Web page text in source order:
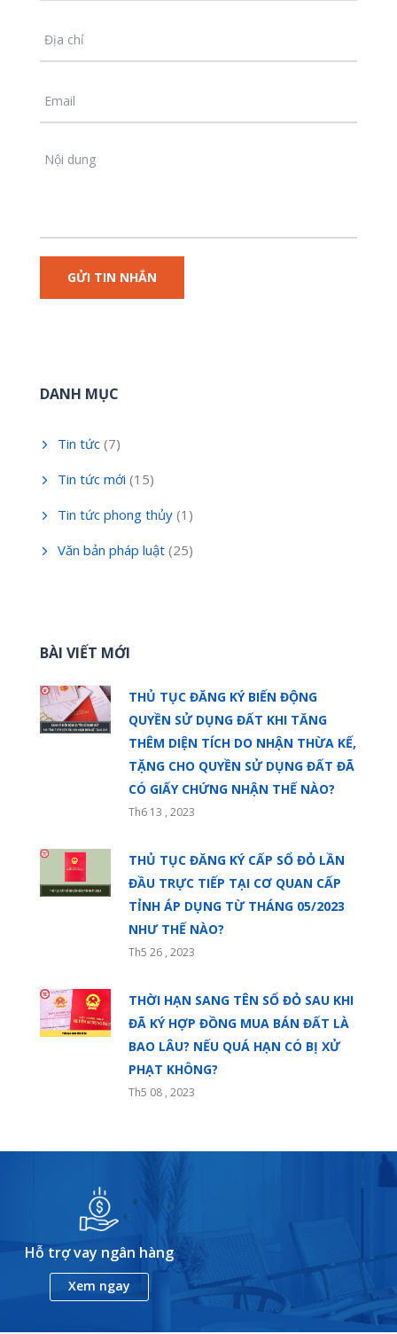
DANH MỤC
Tin tức (7)
Tin tức mới (15)
Tin tức phong thủy (1)
Văn bản pháp luật (25)
BÀI VIẾT MỚI
THỦ TỤC ĐĂNG KÝ BIẾN ĐỘNG
QUYỀN SỬ DỤNG ĐẤT KHI TĂNG
THÊM DIỆN TÍCH DO NHẬN THỪA KẾ,
TẶNG CHO QUYỀN SỬ DỤNG ĐẤT ĐÃ
CÓ GIẤY CHỨNG NHẬN THẾ NÀO?
Th6 13 , 2023
THỦ TỤC ĐĂNG KÝ CẤP SỔ ĐỎ LẦN
ĐẦU TRỰC TIẾP TẠI CƠ QUAN CẤP
TỈNH ÁP DỤNG TỪ THÁNG 05/2023
NHƯ THẾ NÀO?
Th5 26 , 2023
THỜI HẠN SANG TÊN SỔ ĐỎ SAU KHI
ĐÃ KÝ HỢP ĐỒNG MUA BÁN ĐẤT LÀ
BAO LÂU? NẾU QUÁ HẠN CÓ BỊ XỬ
PHẠT KHÔNG?
Th5 08 , 2023
Hỗ trợ vay ngân hàng
Xem ngay